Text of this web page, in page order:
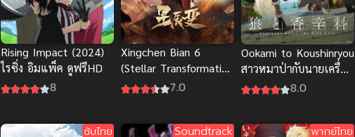
Rising Impact (2024)
ไรซิ่ง อิมแพ็ค ดูฟรีHD
8
Xingchen Bian 6
(Stellar Transformation
6) การแปรผันของ
7.0
Ookami to Koushinryou
สาวหมาป่ากับนายเครื่อง
เทศ ภาคใหม่ ซับไทย
8.0
ซับไทย Soundtrack พากย์ไทย